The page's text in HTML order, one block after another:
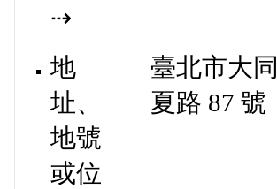
⇢
地
址、
地號
或位
臺北市大
夏路 87 號